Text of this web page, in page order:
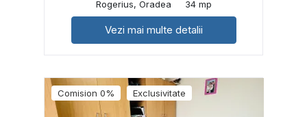
Rogerius, Oradea
34 mp
Vezi mai multe detalii
Comision 0% Exclusivitate